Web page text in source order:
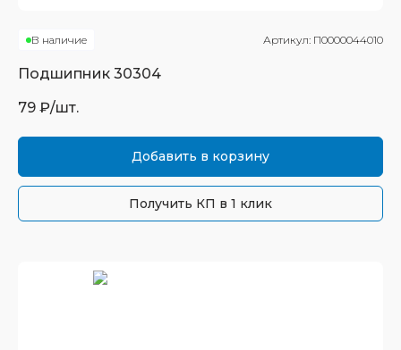
В наличие Артикул: П0000044010
Подшипник 30304
79 ₽/шт.
Добавить в корзину
Получить КП в 1 клик